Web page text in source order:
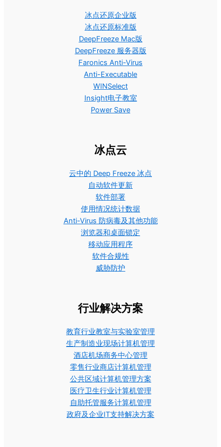
冰点还原企业版
冰点还原标准版
DeepFreeze Mac版
DeepFreeze 服务器版
Faronics Anti-Virus
Anti-Executable
WINSelect
Insight电子教室
Power Save
冰点云
云中的 Deep Freeze 冰点
自动软件更新
软件部署
使用情况统计数据
Anti-Virus 防病毒及其他功能
浏览器和桌面锁定
移动应用程序
软件合规性
威胁防护
行业解决方案
教育行业教室与实验室管理
生产制造业现场计算机管理
酒店机场商务中心管理
零售行业商店计算机管理
公共区域计算机管理方案
医疗卫生行业计算机管理
自助托管服务计算机管理
政府及企业IT支持解决方案